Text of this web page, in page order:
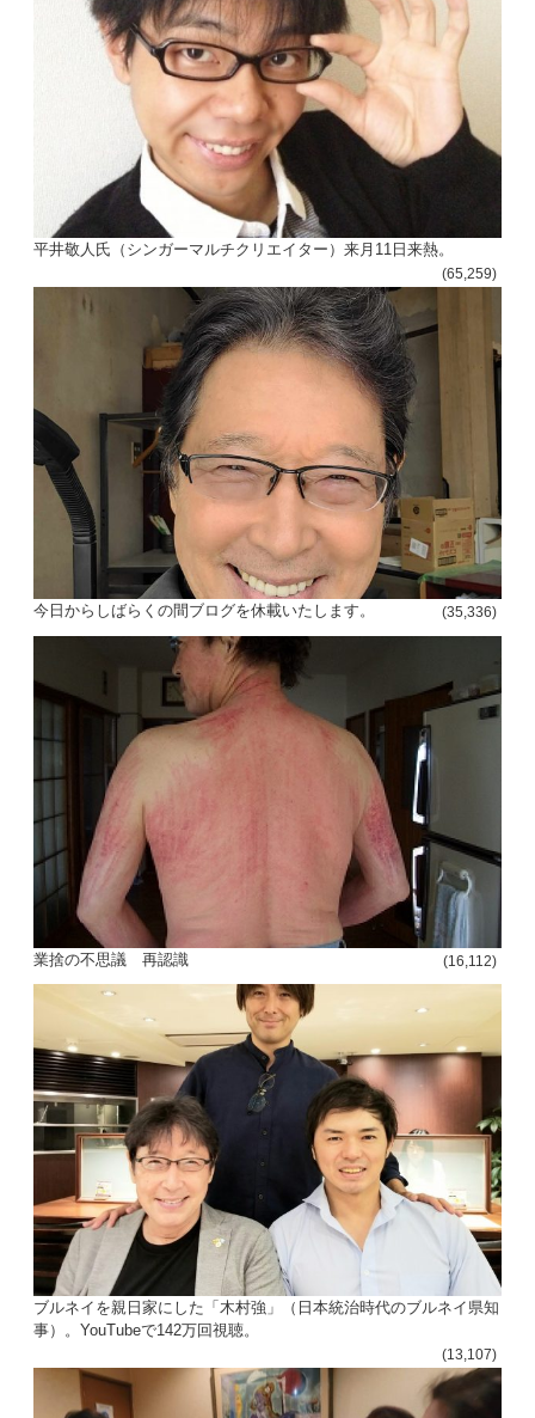
平井敬人氏（シンガーマルチクリエイター）来月11日来熱。
(65,259)
今日からしばらくの間ブログを休載いたします。 (35,336)
業捨の不思議 再認識 (16,112)
ブルネイを親日家にした「木村強」（日本統治時代のブルネイ県知
事）。YouTubeで142万回視聴。
(13,107)